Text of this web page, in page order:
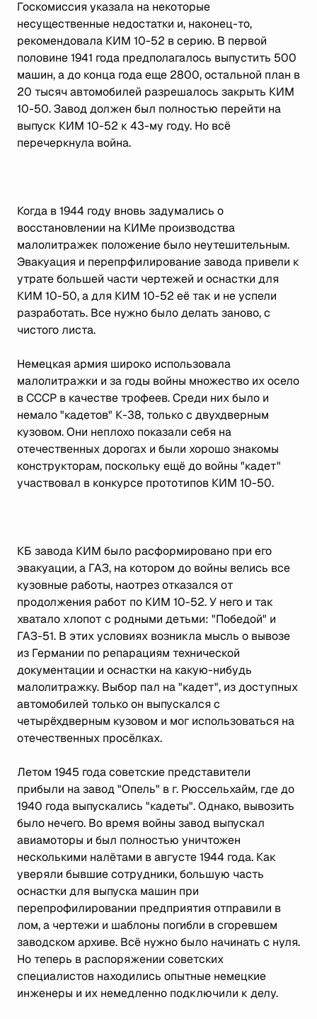
Госкомиссия указала на некоторые
несущественные недостатки и, наконец-то,
рекомендовала КИМ 10-52 в серию. В первой
половине 1941 года предполагалось выпустить 500
машин, а до конца года еще 2800, остальной план в
20 тысяч автомобилей разрешалось закрыть КИМ
10-50. Завод должен был полностью перейти на
выпуск КИМ 10-52 к 43-му году. Но всё
перечеркнула война.
Когда в 1944 году вновь задумались о
восстановлении на КИМе производства
малолитражек положение было неутешительным.
Эвакуация и перепрфилирование завода привели к
утрате большей части чертежей и оснастки для
КИМ 10-50, а для КИМ 10-52 её так и не успели
разработать. Все нужно было делать заново, с
чистого листа.
Немецкая армия широко использовала
малолитражки и за годы войны множество их осело
в СССР в качестве трофеев. Среди них было и
немало "кадетов" К-38, только с двухдверным
кузовом. Они неплохо показали себя на
отечественных дорогах и были хорошо знакомы
конструкторам, поскольку ещё до войны "кадет"
участвовал в конкурсе прототипов КИМ 10-50.
КБ завода КИМ было расформировано при его
эвакуации, а ГАЗ, на котором до войны велись все
кузовные работы, наотрез отказался от
продолжения работ по КИМ 10-52. У него и так
хватало хлопот с родными детьми: "Победой" и
ГАЗ-51. В этих условиях возникла мысль о вывозе
из Германии по репарациям технической
документации и оснастки на какую-нибудь
малолитражку. Выбор пал на "кадет", из доступных
автомобилей только он выпускался с
четырёхдверным кузовом и мог использоваться на
отечественных просёлках.
Летом 1945 года советские представители
прибыли на завод "Опель" в г. Рюссельхайм, где до
1940 года выпускались "кадеты". Однако, вывозить
было нечего. Во время войны завод выпускал
авиамоторы и был полностью уничтожен
несколькими налётами в августе 1944 года. Как
уверяли бывшие сотрудники, большую часть
оснастки для выпуска машин при
перепрофилировании предприятия отправили в
лом, а чертежи и шаблоны погибли в сгоревшем
заводском архиве. Всё нужно было начинать с нуля.
Но теперь в распоряжении советских
специалистов находились опытные немецкие
инженеры и их немедленно подключили к делу.